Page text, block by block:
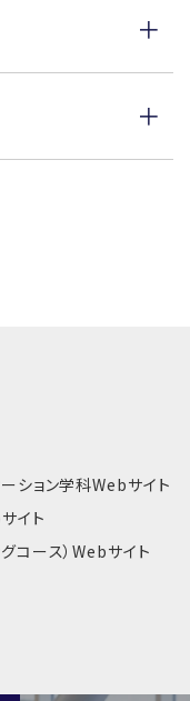
ション学科Webサイト
イト
コース）Webサイト